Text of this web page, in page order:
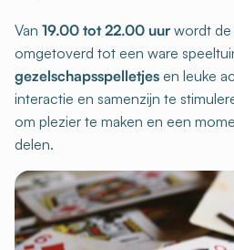
Van 19.00 tot 22.00 uur wordt de
omgetoverd tot een ware
gezelschapsspelletjes en leuke
interactie en samenzijn te
om plezier te maken en een
delen.